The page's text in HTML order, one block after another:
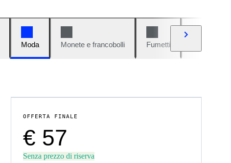
Moda Monete e francobolli Fumetti
OFFERTA FINALE
€ 57
Senza prezzo di riserva